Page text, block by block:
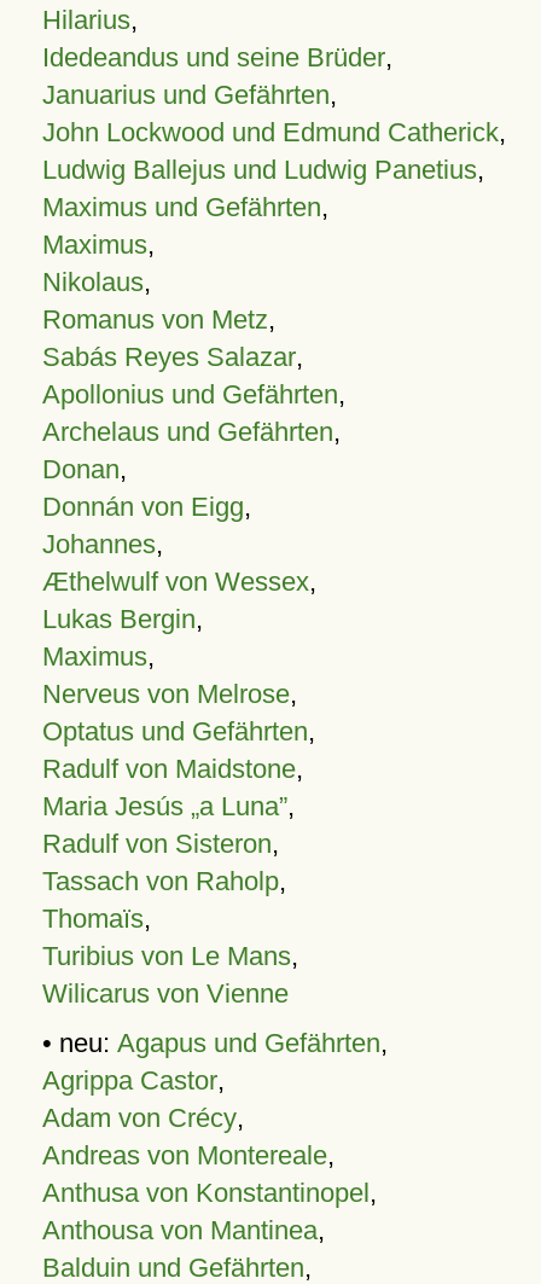
Hilarius,
Idedeandus und seine Brüder,
Januarius und Gefährten,
John Lockwood und Edmund Catherick,
Ludwig Ballejus und Ludwig Panetius,
Maximus und Gefährten,
Maximus,
Nikolaus,
Romanus von Metz,
Sabás Reyes Salazar,
Apollonius und Gefährten,
Archelaus und Gefährten,
Donan,
Donnán von Eigg,
Johannes,
Æthelwulf von Wessex,
Lukas Bergin,
Maximus,
Nerveus von Melrose,
Optatus und Gefährten,
Radulf von Maidstone,
Maria Jesús „a Luna”,
Radulf von Sisteron,
Tassach von Raholp,
Thomaïs,
Turibius von Le Mans,
Wilicarus von Vienne
• neu: Agapus und Gefährten,
Agrippa Castor,
Adam von Crécy,
Andreas von Montereale,
Anthusa von Konstantinopel,
Anthousa von Mantinea,
Balduin und Gefährten,